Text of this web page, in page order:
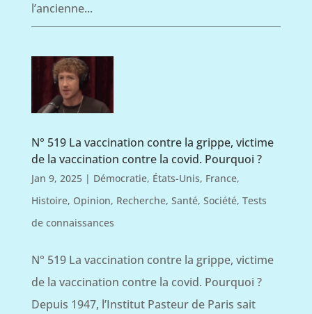
l’ancienne...
N° 519 La vaccination contre la grippe, victime
de la vaccination contre la covid. Pourquoi ?
Jan 9, 2025| Démocratie, États-Unis, France,
Histoire, Opinion, Recherche, Santé, Société, Tests
de connaissances
N° 519 La vaccination contre la grippe, victime
de la vaccination contre la covid. Pourquoi ?
Depuis 1947, l’Institut Pasteur de Paris sait